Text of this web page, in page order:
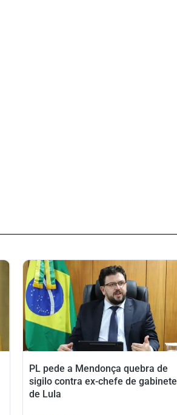
PL pede a Mendonça quebra de
sigilo contra ex-chefe de gabinete
de Lula